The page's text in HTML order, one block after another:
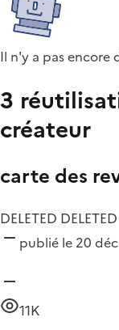
Il n'y a pas encore
3
créateur
carte des
DELETED DELETED
publié le 20
11K